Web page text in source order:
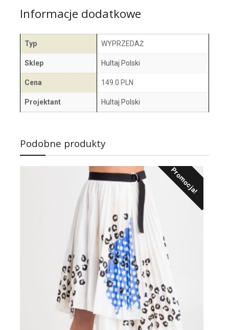
Informacje dodatkowe
Typ WYPRZEDAŻ
Sklep Hultaj Polski
Cena 149.0 PLN
Projektant Hultaj Polski
Podobne produkty
Promocja!